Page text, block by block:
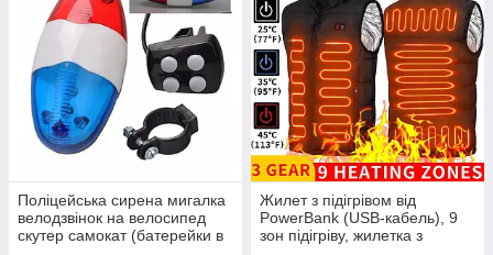
Поліцейська сирена мигалка
велодзвінок на велосипед
скутер самокат (батерейки в
Жилет з підігрівом від
PowerBank (USB-кабель), 9
зон підігріву, жилетка з